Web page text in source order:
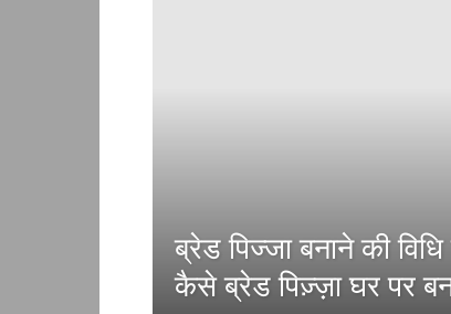
ब्रेड पिज्जा बनाने की
कैसे ब्रेड पिज़्ज़ा घर पर